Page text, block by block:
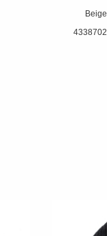
Beige
4338702